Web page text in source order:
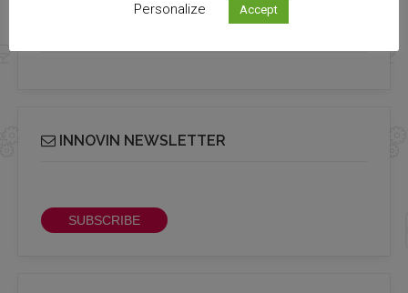
INNOVIN NEWSLETTER
SUBSCRIBE
Personalize Accept